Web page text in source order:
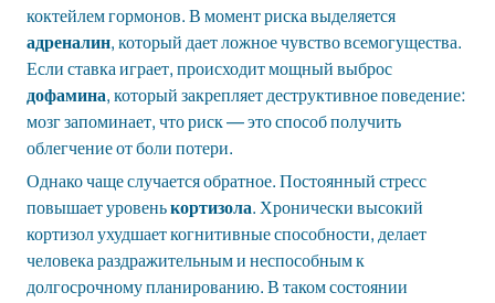
коктейлем гормонов. В момент риска выделяется
адреналин, который дает ложное чувство всемогущества.
Если ставка играет, происходит мощный выброс
дофамина, который закрепляет деструктивное поведение:
мозг запоминает, что риск — это способ получить
облегчение от боли потери.
Однако чаще случается обратное. Постоянный стресс
повышает уровенькортизола. Хронически высокий
кортизол ухудшает когнитивные способности, делает
человека раздражительным и неспособным к
долгосрочному планированию. В таком состоянии